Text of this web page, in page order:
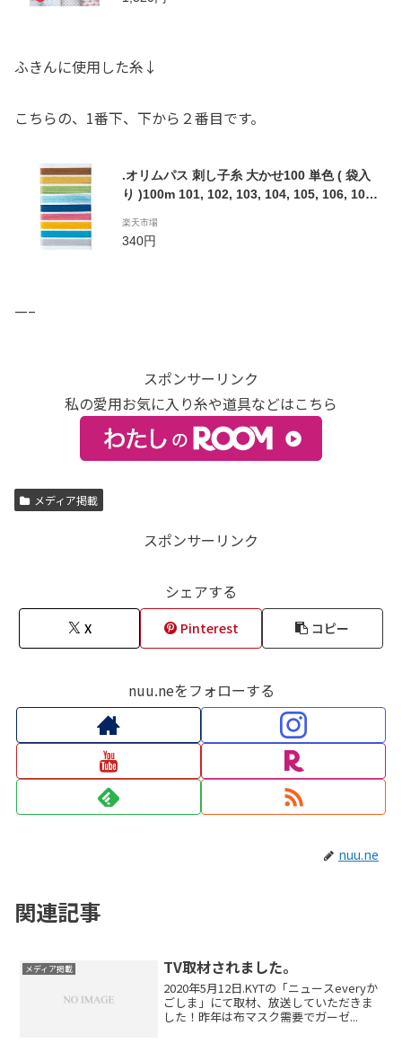
ふきんに使用した糸↓
こちらの、1番下、下から２番目です。
.オリムパス 刺し子糸 大かせ100 単色 ( 袋入
り )100m 101, 102, 103, 104, 105, 106, 107,
さしこ 刺繍
楽天市場
340円
—–
スポンサーリンク
私の愛用お気に入り糸や道具などはこちら
メディア掲載
スポンサーリンク
シェアする
X Pinterest コピー
nuu.neをフォローする
nuu.ne
関連記事
メディア掲載 TV取材されました。
2020年5月12日.KYTの「ニュースeveryか
ごしま」にて取材、放送していただきま
した！昨年は布マスク需要でガーゼ...